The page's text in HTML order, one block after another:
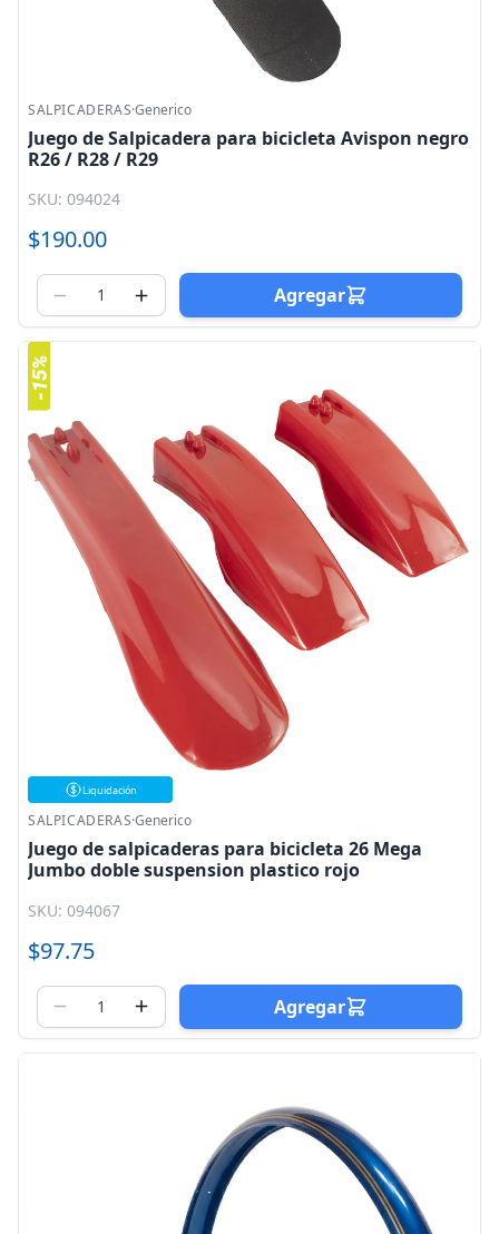
SALPICADERAS·Generico
Juego de Salpicadera para bicicleta Avispon negro
R26 / R28 / R29
SKU: 094024
$190.00
Agregar
Liquidación
SALPICADERAS·Generico
Juego de salpicaderas para bicicleta 26 Mega
Jumbo doble suspension plastico rojo
SKU: 094067
$97.75
Agregar